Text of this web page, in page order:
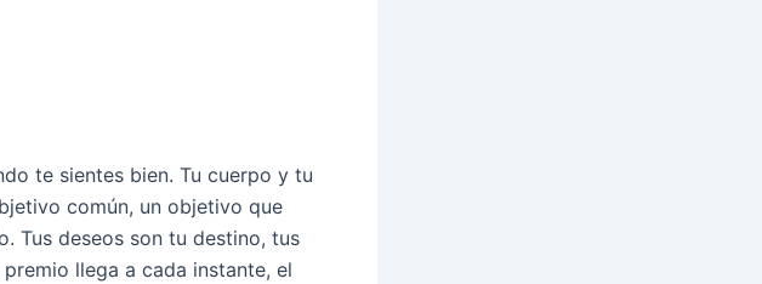
te sientes bien. Tu cuerpo y tu
común, un objetivo que
Tus deseos son tu destino, tus
llega a cada instante, el